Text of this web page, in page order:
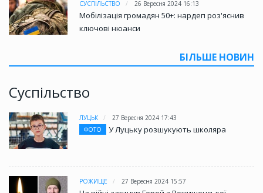
СУСПІЛЬСТВО 26 Вересня 2024 16:13
Мобілізація громадян 50+: нардеп роз'яснив
ключові нюанси
БІЛЬШЕ НОВИН
Суспільство
ЛУЦЬК
27 Вересня 2024 17:43
ФОТО
У Луцьку розшукують школяра
РОЖИЩЕ 27 Вересня 2024 15:57